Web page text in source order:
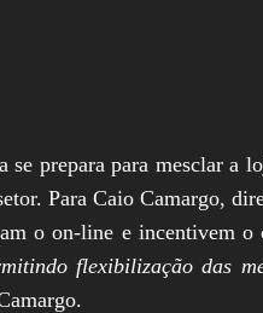
prepara para mesclar a
Para Caio Camargo,
o on-line e incentivem o
flexibilização das